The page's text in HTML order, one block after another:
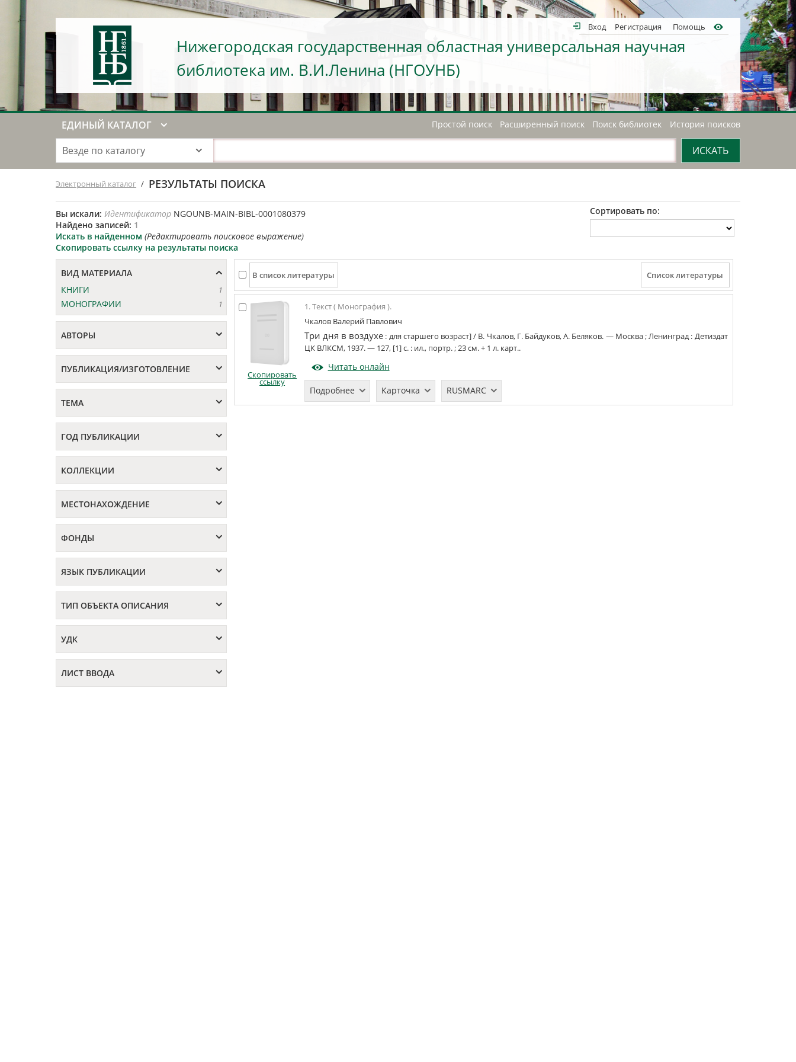
Вход Регистрация Помощь
Нижегородская государственная областная универсальная научная
библиотека им. В.И.Ленина (НГОУНБ)
ЕДИНЫЙ КАТАЛОГ Простой поиск Расширенный поиск Поиск библиотек История поисков
Везде по каталогу
Электронный каталог / РЕЗУЛЬТАТЫ ПОИСКА
Сортировать по:
Вы искали: Идентификатор NGOUNB-MAIN-BIBL-0001080379
Найдено записей: 1
Искать в найденном (Редактировать поисковое выражение)
Скопировать ссылку на результаты поиска
ВИД МАТЕРИАЛА
КНИГИ
1
МОНОГРАФИИ 1
АВТОРЫ
ПУБЛИКАЦИЯ/ИЗГОТОВЛЕНИЕ
ТЕМА
ГОД ПУБЛИКАЦИИ
КОЛЛЕКЦИИ
МЕСТОНАХОЖДЕНИЕ
ФОНДЫ
ЯЗЫК ПУБЛИКАЦИИ
ТИП ОБЪЕКТА ОПИСАНИЯ
УДК
ЛИСТ ВВОДА
Скопировать
ссылку
1. Текст ( Монография ).
Чкалов Валерий Павлович
Три дня в воздухе : для старшего возраст]/ В. Чкалов, Г. Байдуков, А. Беляков. —Москва ; Ленинград: Детиздат
ЦК ВЛКСМ,1937. —127, [1] с. : ил., портр.;23см.+ 1 л. карт..
Читать онлайн
Подробнее Карточка RUSMARC